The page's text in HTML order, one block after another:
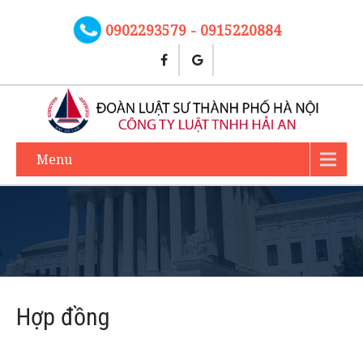
0902293579 - 0915220884
Menu
Hợp đồng